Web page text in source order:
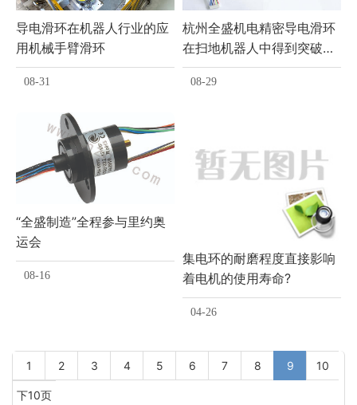
导电滑环在机器人行业的应
用机械手臂滑环
08-31
杭州全盛机电精密导电滑环
在扫地机器人中得到突破性
进展！
08-29
“全盛制造”全程参与里约奥
运会
08-16
集电环的耐磨程度直接影响
着电机的使用寿命?
04-26
1 2 3 4 5 6 7 8 9 10
下10页